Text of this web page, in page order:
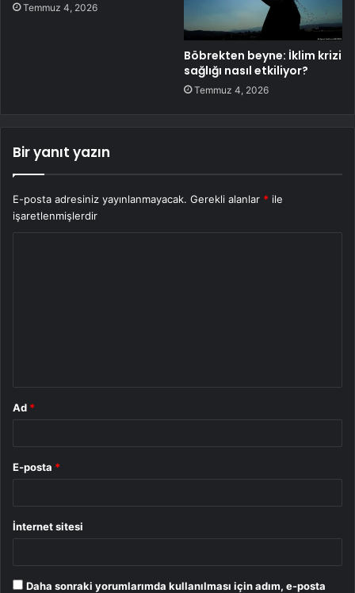
Temmuz 4, 2026
Böbrekten beyne: İklim krizi
sağlığı nasıl etkiliyor?
Temmuz 4, 2026
Bir yanıt yazın
E-posta adresiniz yayınlanmayacak. Gerekli alanlar * ile
işaretlenmişlerdir
Ad *
E-posta *
İnternet sitesi
Daha sonraki yorumlarımda kullanılması için adım, e-posta